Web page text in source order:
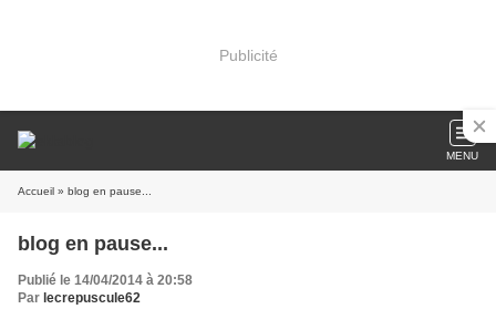
Publicité
MENU
Accueil » blog en pause...
blog en pause...
Publié le 14/04/2014 à 20:58
Par lecrepuscule62